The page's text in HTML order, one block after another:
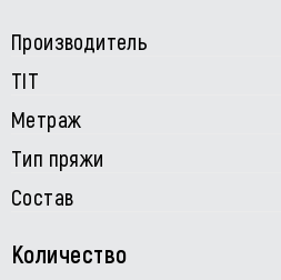
Производитель
TIT
Метраж
Тип пряжи
Состав
Количество